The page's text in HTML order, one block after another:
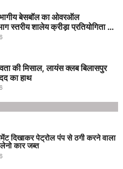
बेसबॉल का ओवरऑल
स्तरीय शालेय क्रीड़ा प्रतियोगिता में
प्रदर्शन
की मिसाल, लायंस क्लब बिलासपुर
का हाथ
दिखाकर पेट्रोल पंप से ठगी करने वाला
कार जब्त